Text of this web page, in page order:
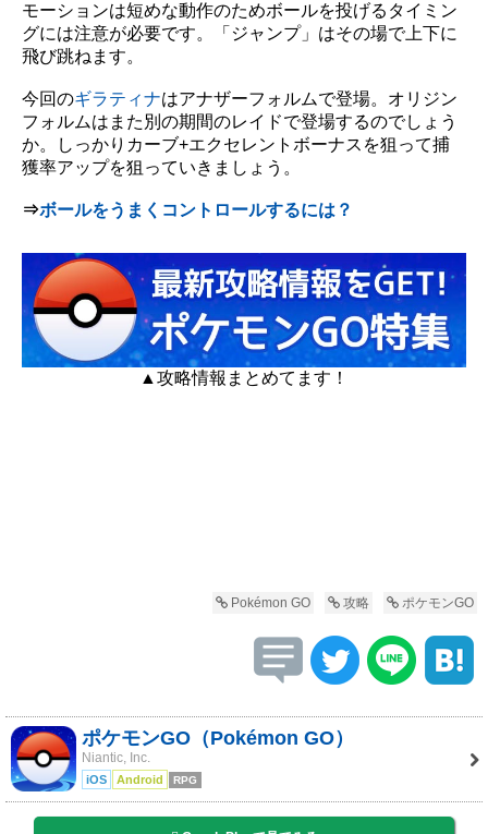
モーションは短めな動作のためボールを投げるタイミン
グには注意が必要です。「ジャンプ」はその場で上下に
飛び跳ねます。
今回のギラティナはアナザーフォルムで登場。オリジン
フォルムはまた別の期間のレイドで登場するのでしょう
か。しっかりカーブ+エクセレントボーナスを狙って捕
獲率アップを狙っていきましょう。
⇒ボールをうまくコントロールするには？
▲攻略情報まとめてます！
Pokémon GO 攻略 ポケモンGO
ポケモンGO（Pokémon GO）
Niantic, Inc.
iOS Android RPG